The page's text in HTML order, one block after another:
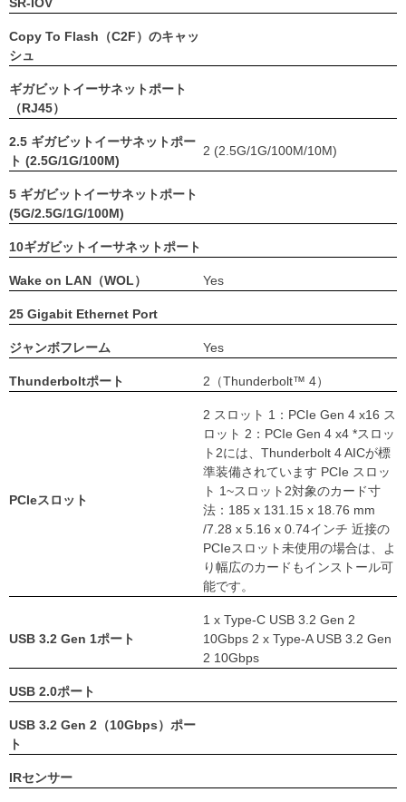
Copy To Flash（C2F）のキャッ
シュ
ギガビットイーサネットポート
（RJ45）
2.5 ギガビットイーサネットポー
ト (2.5G/1G/100M)
2 (2.5G/1G/100M/10M)
5 ギガビットイーサネットポート
(5G/2.5G/1G/100M)
10ギガビットイーサネットポート
Wake on LAN（WOL） Yes
25 Gigabit Ethernet Port
ジャンボフレーム Yes
Thunderboltポート 2（Thunderbolt™ 4）
PCIeスロット
2 スロット 1：PCIe Gen 4 x16 ス
ロット 2：PCIe Gen 4 x4 *スロッ
ト2には、Thunderbolt 4 AICが標
準装備されています PCIe スロッ
ト 1~スロット2対象のカード寸
法：185 x 131.15 x 18.76 mm
/7.28 x 5.16 x 0.74インチ 近接の
PCIeスロット未使用の場合は、よ
り幅広のカードもインストール可
能です。
USB 3.2 Gen 1ポート
1 x Type-C USB 3.2 Gen 2
10Gbps 2 x Type-A USB 3.2 Gen
2 10Gbps
USB 2.0ポート
USB 3.2 Gen 2（10Gbps）ポー
ト
IRセンサー